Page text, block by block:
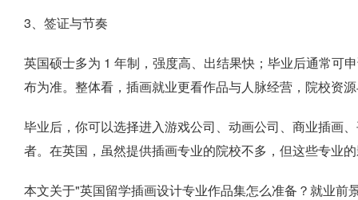
3、签证与节奏
英国硕士多为 1 年制，强度高、出结果快；毕业后通常可
布为准。整体看，插画就业更看作品与人脉经营，院校资
毕业后，你可以选择进入游戏公司、动画公司、商业插画
者。在英国，虽然提供插画专业的院校不多，但这些专业
本文关于"英国留学插画设计专业作品集怎么准备？就业